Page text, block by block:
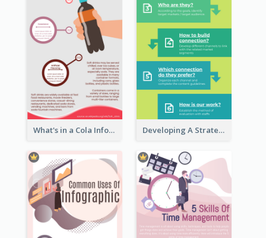
What's in a Cola Infographic Developing A Strategic Marketing Plan Infographic